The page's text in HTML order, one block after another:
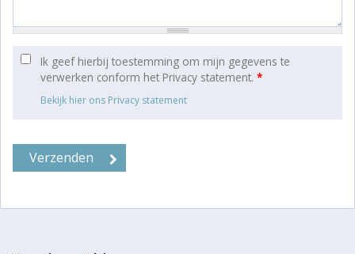
Ik geef hierbij toestemming om mijn gegevens te
verwerken conform het Privacy statement. *
Bekijk hier ons Privacy statement